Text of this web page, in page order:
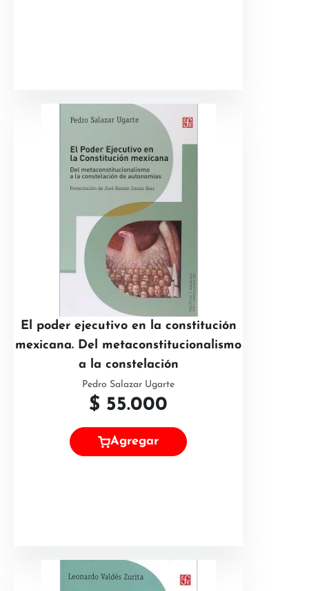
El poder ejecutivo en la constitución
mexicana. Del metaconstitucionalismo
a la constelación
Pedro Salazar Ugarte
$ 55.000
Agregar